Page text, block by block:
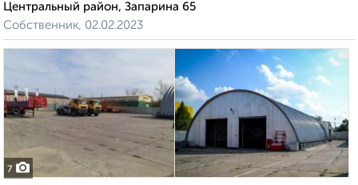
Центральный район, Запарина 65
Собственник, 02.02.2023
7